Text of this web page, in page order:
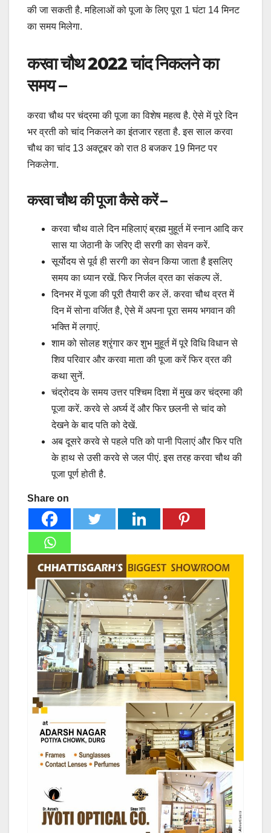
की जा सकती है. महिलाओं को पूजा के लिए पूरा 1 घंटा 14 मिनट
का समय मिलेगा.
करवा चौथ 2022 चांद निकलने का
समय –
करवा चौथ पर चंद्रमा की पूजा का विशेष महत्व है. ऐसे में पूरे दिन
भर व्रती को चांद निकलने का इंतजार रहता है. इस साल करवा
चौथ का चांद 13 अक्टूबर को रात 8 बजकर 19 मिनट पर
निकलेगा.
करवा चौथ की पूजा कैसे करें –
करवा चौथ वाले दिन महिलाएं ब्रह्म मुहूर्त में स्नान आदि कर
सास या जेठानी के जरिए दी सरगी का सेवन करें.
सूर्योदय से पूर्व ही सरगी का सेवन किया जाता है इसलिए
समय का ध्यान रखें. फिर निर्जल व्रत का संकल्प लें.
दिनभर में पूजा की पूरी तैयारी कर लें. करवा चौथ व्रत में
दिन में सोना वर्जित है, ऐसे में अपना पूरा समय भगवान की
भक्ति में लगाएं.
शाम को सोलह श्रृंगार कर शुभ मुहूर्त में पूरे विधि विधान से
शिव परिवार और करवा माता की पूजा करें फिर व्रत की
कथा सुनें.
चंद्रोदय के समय उत्तर पश्चिम दिशा में मुख कर चंद्रमा की
पूजा करें. करवे से अर्घ्य दें और फिर छलनी से चांद को
देखने के बाद पति को देखें.
अब दूसरे करवे से पहले पति को पानी पिलाएं और फिर पति
के हाथ से उसी करवे से जल पीएं. इस तरह करवा चौथ की
पूजा पूर्ण होती है.
Share on